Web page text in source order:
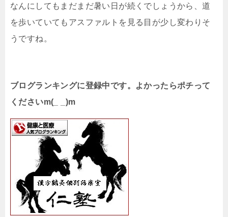
なんにしてもまだまだ暑い日が続くでしょうから、道
を歩いていてもアスファルトを見る目が少し変わりそ
うですね。
ブログランキングに登録中です。よかったらポチって
くださいm(_ _)m